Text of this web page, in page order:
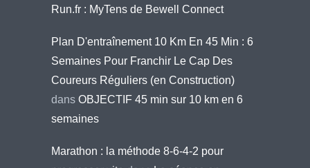
Run.fr : MyTens de Bewell Connect
Plan D'entraînement 10 Km En 45 Min : 6
Semaines Pour Franchir Le Cap Des
Coureurs Réguliers (en Construction)
dans OBJECTIF 45 min sur 10 km en 6
semaines
Marathon : la méthode 8-6-4-2 pour